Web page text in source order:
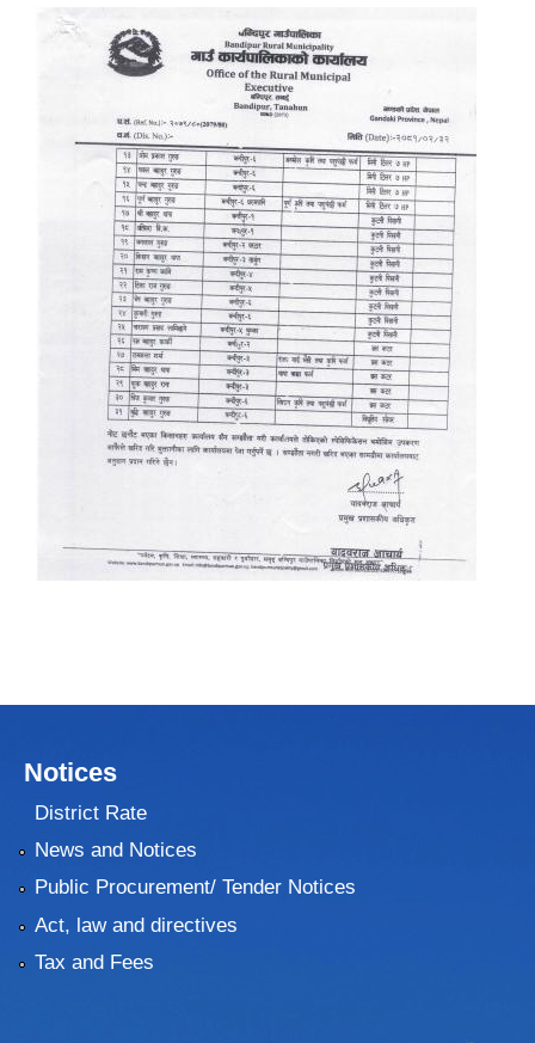
Notices
District Rate
News and Notices
Public Procurement/ Tender Notices
Act, law and directives
Tax and Fees